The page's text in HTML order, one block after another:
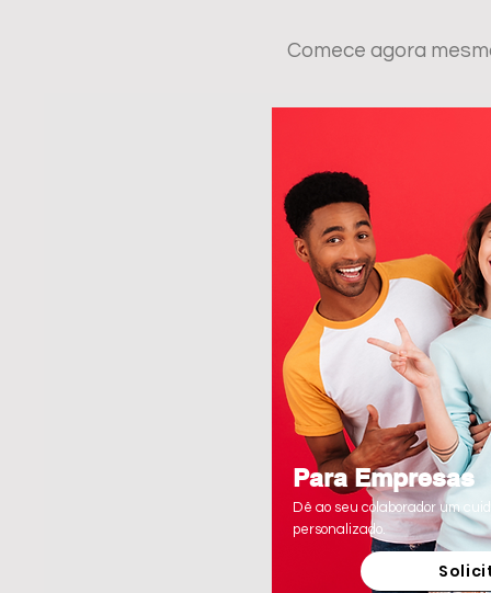
Comece agora
Para Empresas
Dê ao seu colaborador um
personalizado.